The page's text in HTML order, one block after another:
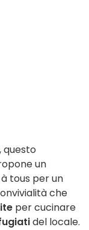
, questo
un
à tous per un
che
per cucinare
del locale.